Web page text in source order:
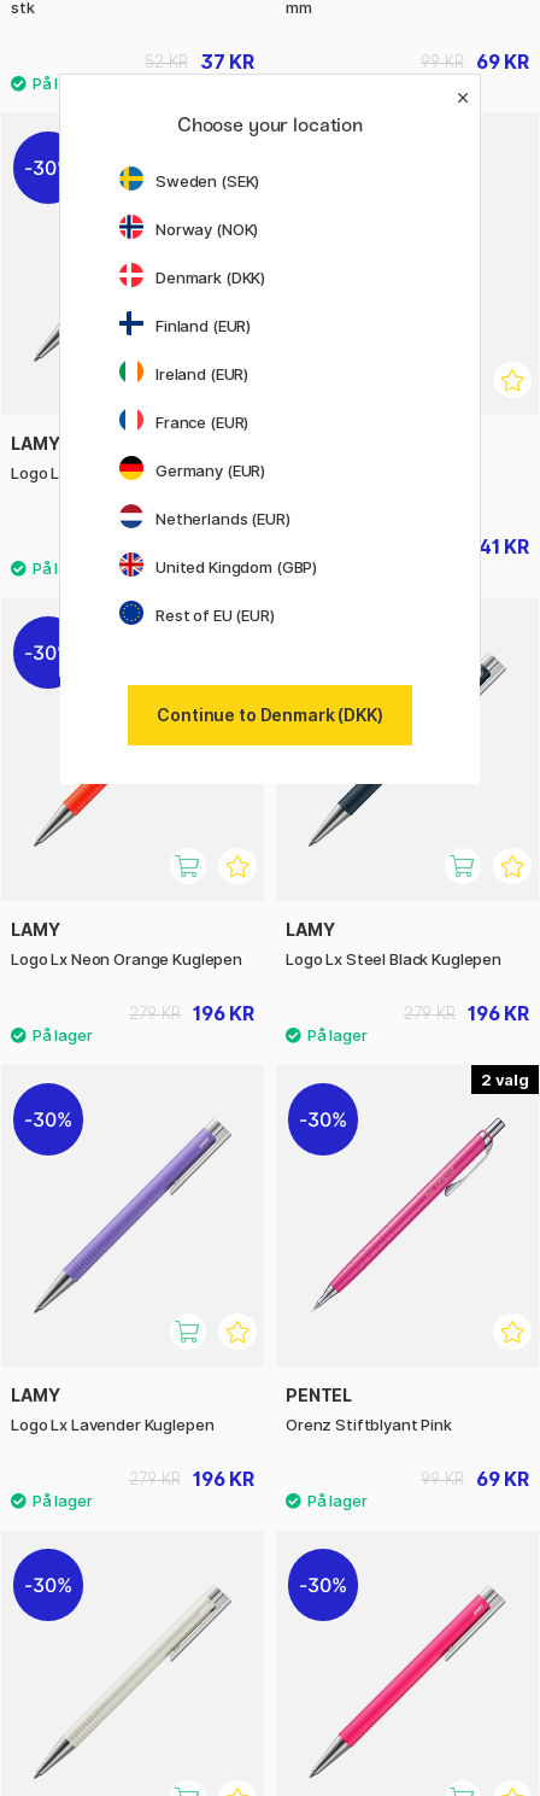
stk
37 KR
52 KR
mm
69 KR
99 KR
30%
LAMY
Logo Lx Lagoon Kuglepen
41 KR
30%
LAMY
Logo Lx Neon Orange Kuglepen
196 KR
279 KR
LAMY
Logo Lx Steel Black Kuglepen
196 KR
279 KR
30%
LAMY
Logo Lx Lavender Kuglepen
196 KR
279 KR
2
30%
PENTEL
Orenz Stiftblyant Pink
69 KR
99 KR
30% 30%
Choose your location
Sweden (SEK)
Norway (NOK)
Denmark (DKK)
Finland (EUR)
Ireland (EUR)
France (EUR)
Germany (EUR)
Netherlands (EUR)
United Kingdom (GBP)
Rest of EU (EUR)
Continue to Denmark (DKK)